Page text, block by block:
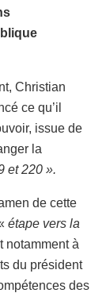
Christian
ce qu’il
issue de
la
et 220 ».
de cette
étape vers la
notamment à
du président
des